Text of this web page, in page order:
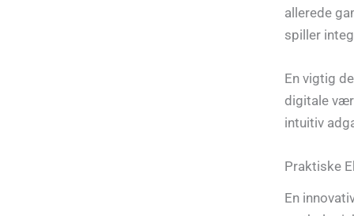
allerede
spiller
En vigtig
digitale
intuitiv
Praktiske
En